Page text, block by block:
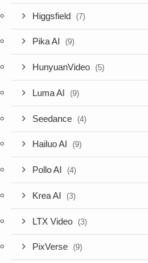
Higgsfield (7)
Pika AI (9)
HunyuanVideo (5)
Luma AI (9)
Seedance (4)
Hailuo AI (9)
Pollo AI (4)
Krea AI (3)
LTX Video (3)
PixVerse (9)